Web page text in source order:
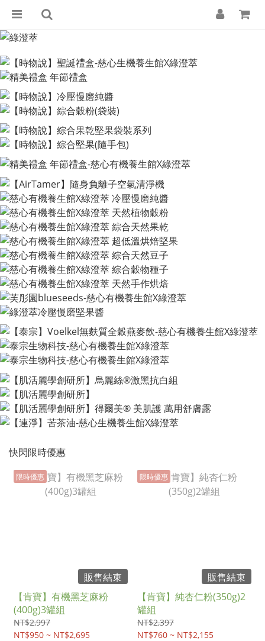
快閃限時優惠
限時優惠
販售結束
【肯寶】有機黑芝麻粉
(400g)3罐組
NT$2,997
NT$950 ~ NT$2,695
限時優惠
販售結束
【肯寶】純杏仁粉(350g)2
罐組
NT$2,397
NT$760 ~ NT$2,155